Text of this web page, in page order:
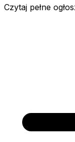
Czytaj pełne